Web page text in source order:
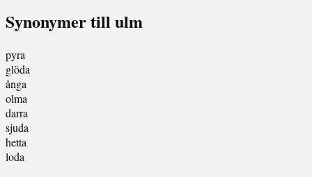
Synonymer till ulm
pyra
glöda
ånga
olma
darra
sjuda
hetta
loda